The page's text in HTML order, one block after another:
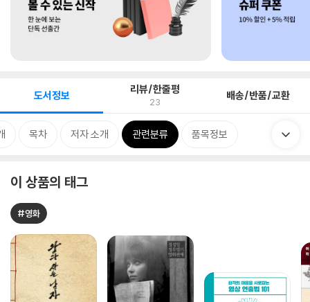
도서정보 리뷰/한줄평
23 배송/반품/교환
목차 저자 소개 관련분류 품목정보
이 상품의 태그
#영화